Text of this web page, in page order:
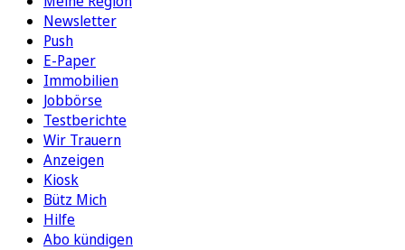
Newsletter
Push
E-Paper
Immobilien
Jobbörse
Testberichte
Wir Trauern
Anzeigen
Kiosk
Bütz Mich
Hilfe
Abo kündigen